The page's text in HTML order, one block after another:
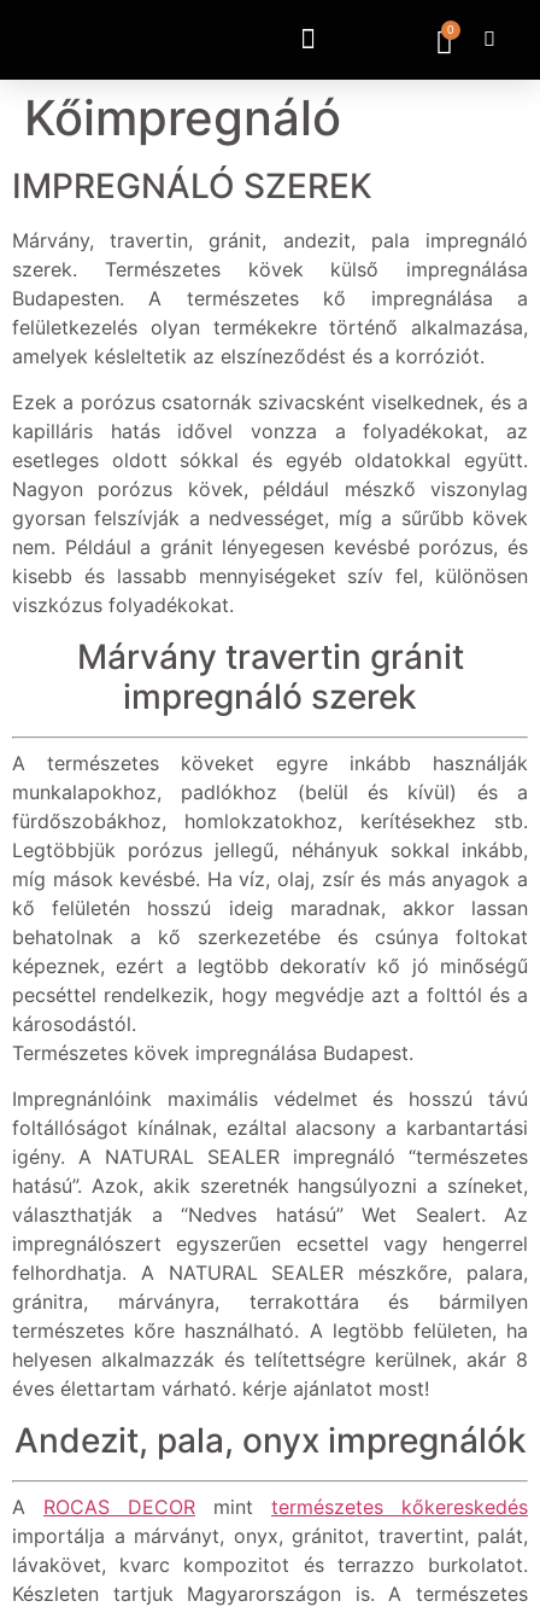
0
Kőimpregnáló
IMPREGNÁLÓ SZEREK
Márvány, travertin, gránit, andezit, pala impregnáló
szerek. Természetes kövek külső impregnálása
Budapesten. A természetes kő impregnálása a
felületkezelés olyan termékekre történő alkalmazása,
amelyek késleltetik az elszíneződést és a korróziót.
Ezek a porózus csatornák szivacsként viselkednek, és a
kapilláris hatás idővel vonzza a folyadékokat, az
esetleges oldott sókkal és egyéb oldatokkal együtt.
Nagyon porózus kövek, például mészkő viszonylag
gyorsan felszívják a nedvességet, míg a sűrűbb kövek
nem. Például a gránit lényegesen kevésbé porózus, és
kisebb és lassabb mennyiségeket szív fel, különösen
viszkózus folyadékokat.
Márvány travertin gránit
impregnáló szerek
A természetes köveket egyre inkább használják
munkalapokhoz, padlókhoz (belül és kívül) és a
fürdőszobákhoz, homlokzatokhoz, kerítésekhez stb.
Legtöbbjük porózus jellegű, néhányuk sokkal inkább,
míg mások kevésbé. Ha víz, olaj, zsír és más anyagok a
kő felületén hosszú ideig maradnak, akkor lassan
behatolnak a kő szerkezetébe és csúnya foltokat
képeznek, ezért a legtöbb dekoratív kő jó minőségű
pecséttel rendelkezik, hogy megvédje azt a folttól és a
károsodástól.
Természetes kövek impregnálása Budapest.
Impregnánlóink maximális védelmet és hosszú távú
foltállóságot kínálnak, ezáltal alacsony a karbantartási
igény. A NATURAL SEALER impregnáló “természetes
hatású”. Azok, akik szeretnék hangsúlyozni a színeket,
választhatják a “Nedves hatású” Wet Sealert. Az
impregnálószert egyszerűen ecsettel vagy hengerrel
felhordhatja. A NATURAL SEALER mészkőre, palara,
gránitra, márványra, terrakottára és bármilyen
természetes kőre használható. A legtöbb felületen, ha
helyesen alkalmazzák és telítettségre kerülnek, akár 8
éves élettartam várható. kérje ajánlatot most!
Andezit, pala, onyx impregnálók
A ROCAS DECOR mint természetes kőkereskedés
importálja a márványt, onyx, gránitot, travertint, palát,
lávakövet, kvarc kompozitot és terrazzo burkolatot.
Készleten tartjuk Magyarországon is. A természetes